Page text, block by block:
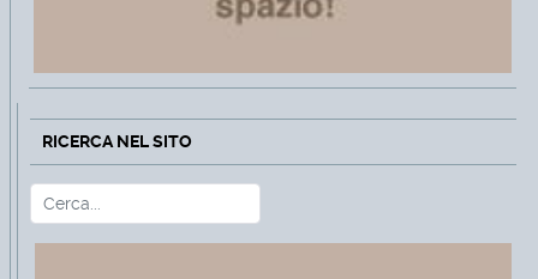
RICERCA NEL SITO
Cerca Type 2 or more characters for